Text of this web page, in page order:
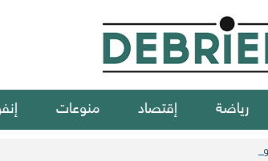
رياضة إقتصاد منوعات